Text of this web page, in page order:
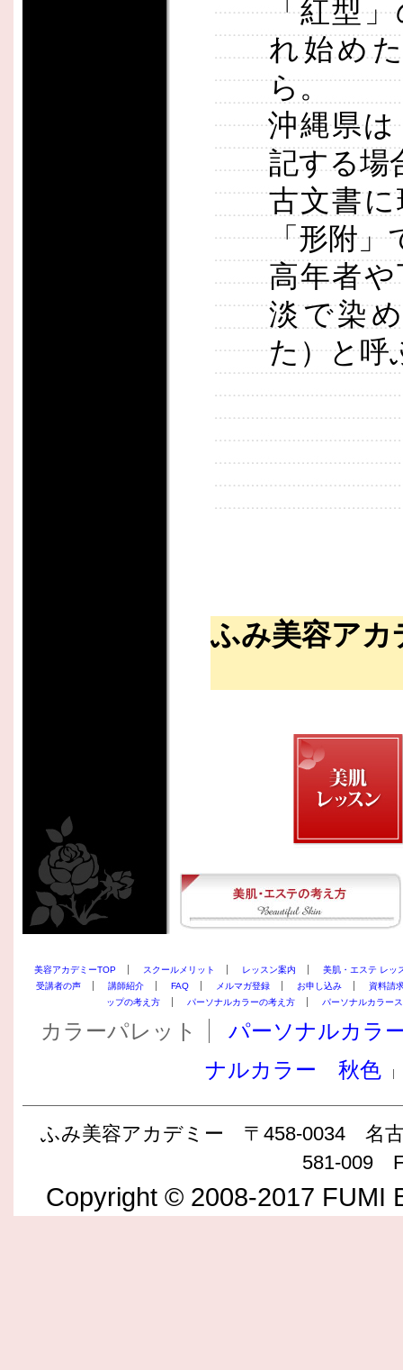
「紅型
れ始め
ら。
沖縄県
記する場
古文書
「形附」
高年者
淡で染
た）と呼
ふみ美容アカ
美容アカデミーTOP スクールメリット レッスン案内
美肌・エステ レッ
受講者の声
講師紹介 FAQ メルマガ登録 お申し込み
資料請
ップの考え方
パーソナルカラーの考え方 パーソナルカラー
カラーパレット
パーソナルカラ
ナルカラー 秋色
ふみ美容アカデミー 〒458-0034 名
581-009
Copyright © 2008-2017 FUMI